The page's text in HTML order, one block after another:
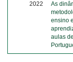
2022
As
ensino e
aulas